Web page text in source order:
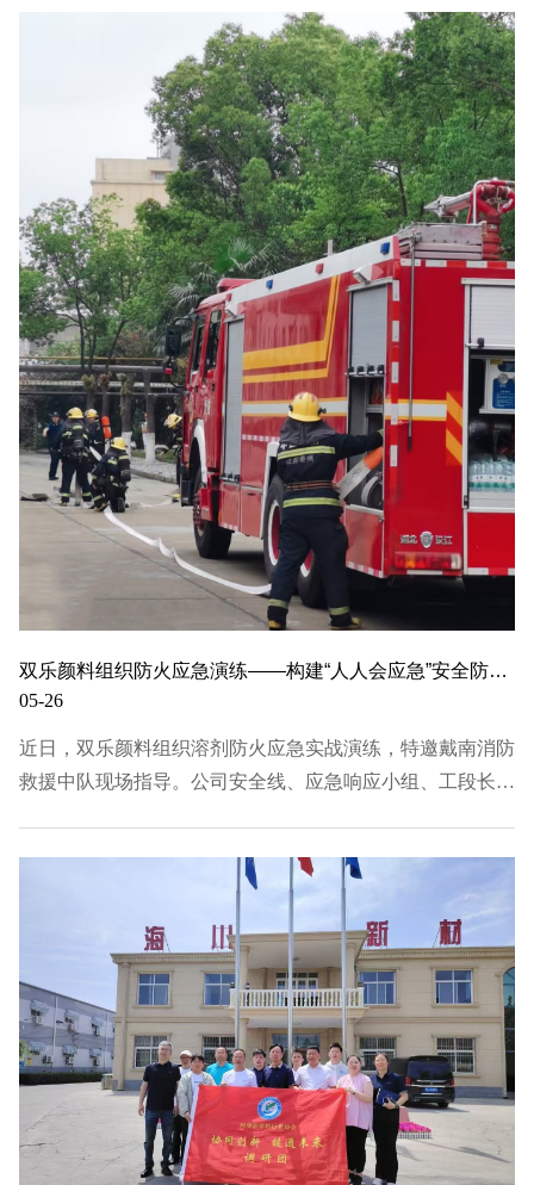
径，共启高质量发展新征程。学思践悟：锚定新质发展…
双乐颜料组织防火应急演练——构建“人人会应急”安全防线，筑牢安全管理铜墙铁壁
05-26
近日，双乐颜料组织溶剂防火应急实战演练，特邀戴南消防
救援中队现场指导。公司安全线、应急响应小组、工段长及
次演练严格遵循“预防为主、防消结合”原则，按应急预…